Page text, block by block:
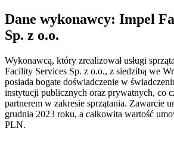
Dane wykonawcy: Impel
Sp. z o.o.
Wykonawcą, który zrealizował usługi
Facility Services Sp. z o.o., z siedzibą we
posiada bogate doświadczenie w
instytucji publicznych oraz prywatnych, co
partnerem w zakresie sprzątania. Zawarcie
grudnia 2023 roku, a całkowita wartość
PLN.